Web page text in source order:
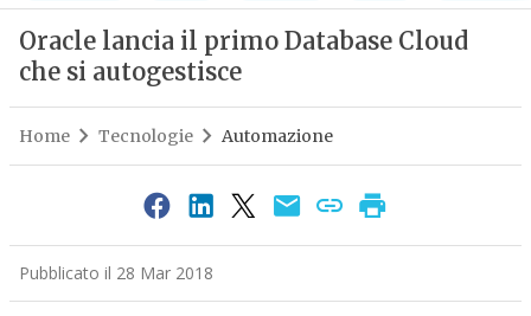
Oracle lancia il primo Database Cloud
che si autogestisce
Home Tecnologie Automazione
Pubblicato il 28 Mar 2018